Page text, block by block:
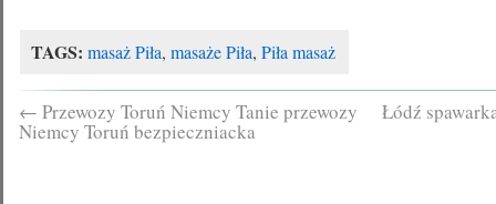
TAGS: masaż Piła,masaże Piła,Piła masaż
← Przewozy Toruń Niemcy Tanie przewozy
Niemcy Toruń bezpieczniacka
Łódź